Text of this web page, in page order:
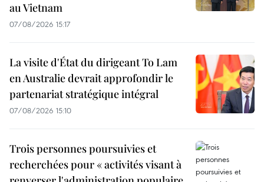
au Vietnam
07/08/2026 15:17
La visite d'État du dirigeant To Lam
en Australie devrait approfondir le
partenariat stratégique intégral
07/08/2026 15:10
Trois personnes poursuivies et
recherchées pour « activités visant à